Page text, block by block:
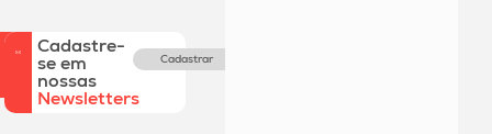
Cadastre-
se em
nossas
Newsletters
Cadastrar